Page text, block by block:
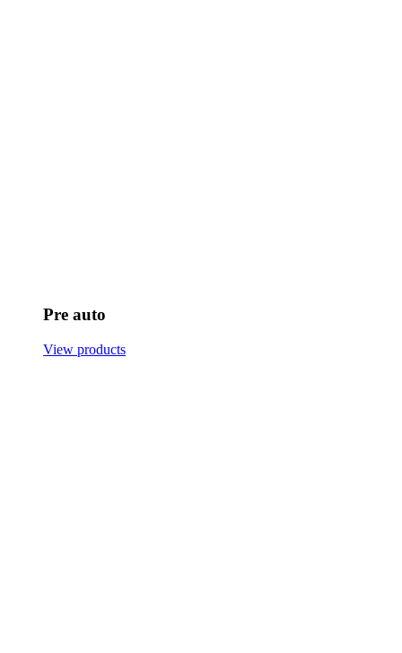
Pre auto
View products